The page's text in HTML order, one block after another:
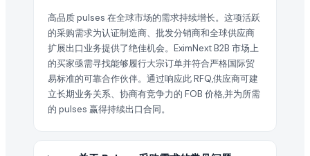
高品质 pulses 在全球市场的需求持续增长。这项活跃
的采购需求为认证制造商、批发分销商和全球供应商
扩展出口业务提供了绝佳机会。EximNext B2B 市场上
的买家亟需寻找能够履行大宗订单并符合严格国际贸
易标准的可靠合作伙伴。通过响应此 RFQ,供应商可建
立长期业务关系、协商有竞争力的 FOB 价格,并为所需
的 pulses 赢得持续出口合同。